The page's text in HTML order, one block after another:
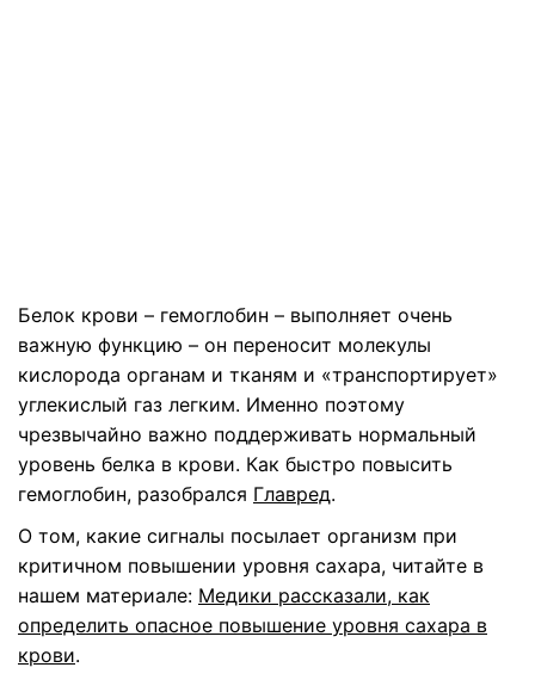
Белок крови – гемоглобин – выполняет очень
важную функцию – он переносит молекулы
кислорода органам и тканям и «транспортирует»
углекислый газ легким. Именно поэтому
чрезвычайно важно поддерживать нормальный
уровень белка в крови. Как быстро повысить
гемоглобин, разобрался Главред.
О том, какие сигналы посылает организм при
критичном повышении уровня сахара, читайте в
нашем материале: Медики рассказали, как
определить опасное повышение уровня сахара в
крови.